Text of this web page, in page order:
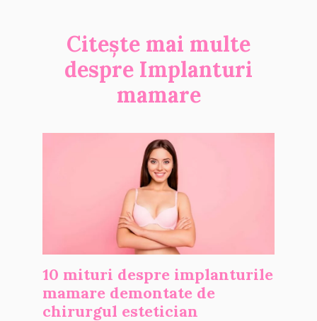
Citește mai multe
despre Implanturi
mamare
10 mituri despre implanturile
mamare demontate de
chirurgul estetician